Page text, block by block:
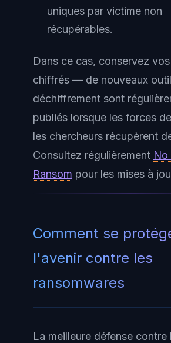
uniques par victime non
récupérables.
Dans ce cas, conservez
chiffrés — de nouveaux
déchiffrement sont
publiés lorsque les forces
les chercheurs récupèrent
Consultez régulièrement No
Ransom pour les mises à
Comment se
l'avenir contre les
ransomwares
La meilleure défense contre